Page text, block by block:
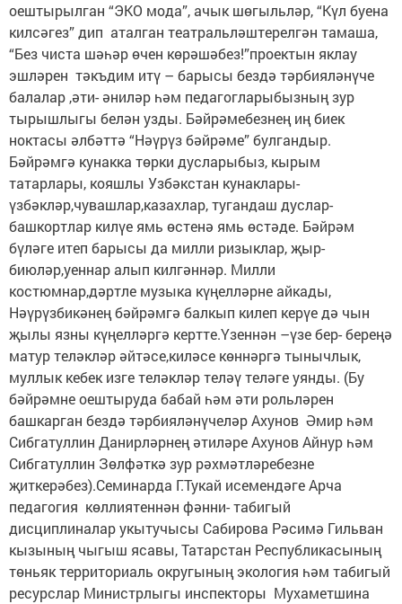
оештырылган “ЭКО мода”, ачык шөгыльләр, “Күл буена
килсәгез” дип аталган театральләштерелгән тамаша,
“Без чиста шәһәр өчен көрәшәбез!”проектын яклау
эшләрен тәкъдим итү – барысы бездә тәрбияләнүче
балалар ,әти- әниләр һәм педагогларыбызның зур
тырышлыгы белән узды. Бәйрәмебезнең иң биек
ноктасы әлбәттә “Нәүрүз бәйрәме” булгандыр.
Бәйрәмгә кунакка төрки дусларыбыз, кырым
татарлары, кояшлы Узбәкстан кунаклары-
үзбәкләр,чувашлар,казахлар, тугандаш дуслар-
башкортлар килүе ямь өстенә ямь өстәде. Бәйрәм
бүләге итеп барысы да милли ризыклар, җыр-
биюләр,уеннар алып килгәннәр. Милли
костюмнар,дәртле музыка күңелләрне айкады,
Нәүрүзбикәнең бәйрәмгә балкып килеп керүе дә чын
җылы язны күңелләргә кертте.Үзеннән –үзе бер- береңә
матур теләкләр әйтәсе,киләсе көннәргә тынычлык,
муллык кебек изге теләкләр теләү теләге уянды. (Бу
бәйрәмне оештыруда бабай һәм әти рольләрен
башкарган бездә тәрбияләнүчеләр Ахунов Әмир һәм
Сибгатуллин Данирләрнең әтиләре Ахунов Айнур һәм
Сибгатуллин Зөлфәткә зур рәхмәтләребезне
җиткерәбез).Семинарда Г.Тукай исемендәге Арча
педагогия көллиятеннән фәнни- табигый
дисциплиналар укытучысы Сабирова Рәсимә Гильван
кызының чыгыш ясавы, Татарстан Республикасының
төньяк территориаль округының экология һәм табигый
ресурслар Министрлыгы инспекторы Мухаметшина